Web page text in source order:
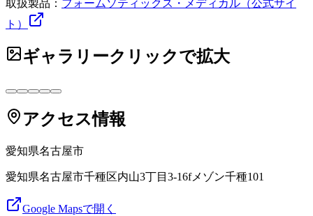
取扱製品： フォームソティックス・メディカル（公式サイ
ト）
ギャラリークリックで拡大
アクセス情報
愛知県名古屋市
愛知県名古屋市千種区内山3丁目3-16fメゾン千種101
Google Mapsで開く